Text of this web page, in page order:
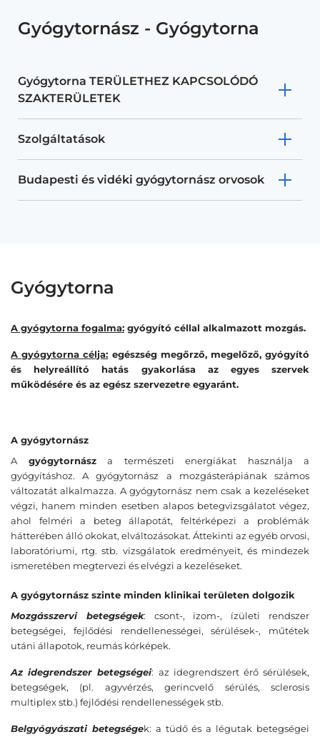
Gyógytornász - Gyógytorna
Gyógytorna TERÜLETHEZ KAPCSOLÓDÓ
SZAKTERÜLETEK
Szolgáltatások
Budapesti és vidéki gyógytornász orvosok
Gyógytorna
A gyógytorna fogalma: gyógyító céllal alkalmazott mozgás.
A gyógytorna célja: egészség megőrző, megelőző, gyógyító
és helyreállító hatás gyakorlása az egyes szervek
működésére és az egész szervezetre egyaránt.
A gyógytornász
A gyógytornásza természeti energiákat használja a
gyógyításhoz. A gyógytornász a mozgásterápiának számos
változatát alkalmazza. A gyógytornász nem csak a kezeléseket
végzi, hanem minden esetben alapos betegvizsgálatot végez,
ahol felméri a beteg állapotát, feltérképezi a problémák
hátterében álló okokat, elváltozásokat. Áttekinti az egyéb orvosi,
laboratóriumi, rtg. stb. vizsgálatok eredményeit, és mindezek
ismeretében megtervezi és elvégzi a kezeléseket.
A gyógytornász szinte minden klinikai területen dolgozik
Mozgásszervi betegségek: csont-, izom-, ízületi rendszer
betegségei, fejlődési rendellenességei, sérülések-, műtétek
utáni állapotok, reumás kórképek.
Az idegrendszer betegségei: az idegrendszert érő sérülések,
betegségek, (pl. agyvérzés, gerincvelő sérülés, sclerosis
multiplex stb.) fejlődési rendellenességek stb.
Belgyógyászati betegségek: a tüdő és a légutak betegségei